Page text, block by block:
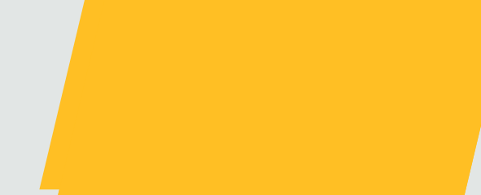
et matériels spécialisés tels que des porte-chars
nos équipes sur vos sites